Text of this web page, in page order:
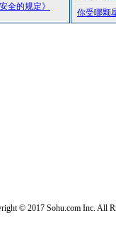
全的规定》
你受哪颗
© 2017 Sohu.com Inc. All